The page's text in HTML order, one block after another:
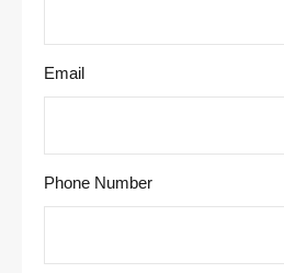
Email
Phone Number